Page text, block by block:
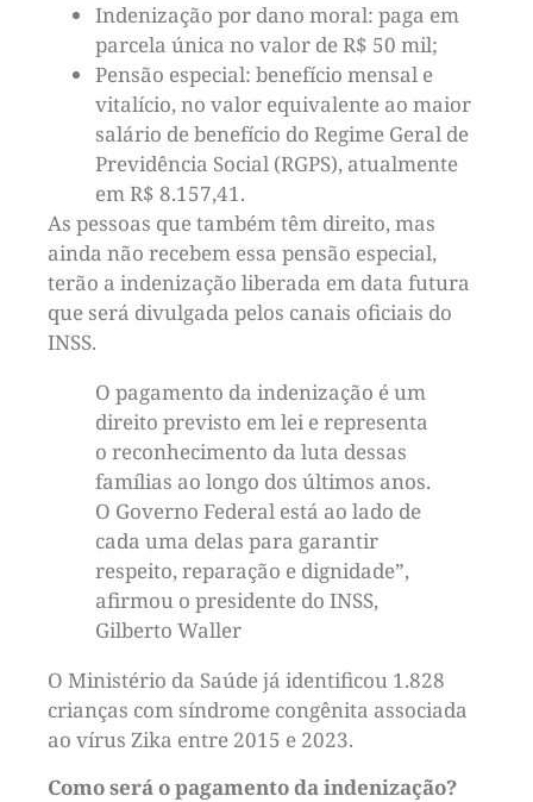
Indenização por dano moral: paga em
parcela única no valor de R$ 50 mil;
Pensão especial: benefício mensal e
vitalício, no valor equivalente ao maior
salário de benefício do Regime Geral de
Previdência Social (RGPS), atualmente
em R$ 8.157,41.
As pessoas que também têm direito, mas
ainda não recebem essa pensão especial,
terão a indenização liberada em data futura
que será divulgada pelos canais oficiais do
INSS.
O pagamento da indenização é um
direito previsto em lei e representa
o reconhecimento da luta dessas
famílias ao longo dos últimos anos.
O Governo Federal está ao lado de
cada uma delas para garantir
respeito, reparação e dignidade”,
afirmou o presidente do INSS,
Gilberto Waller
O Ministério da Saúde já identificou 1.828
crianças com síndrome congênita associada
ao vírus Zika entre 2015 e 2023.
Como será o pagamento da indenização?